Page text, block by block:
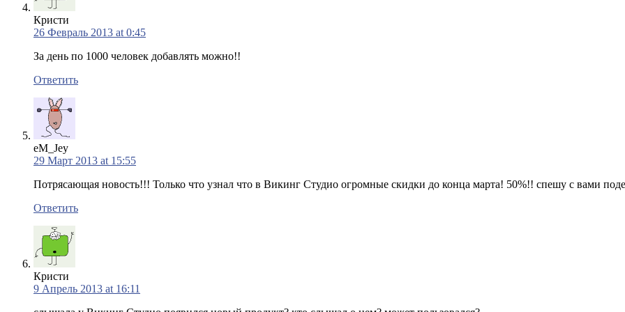
Кристи
26 Февраль 2013 at 0:45
За день по 1000 человек добавлять можно!!
Ответить
eM_Jey
29 Март 2013 at 15:55
Потрясающая новость!!! Только что узнал что в Викинг Студио огромные скидки до конца марта! 50%!! спешу с вами
Ответить
Кристи
9 Апрель 2013 at 16:11